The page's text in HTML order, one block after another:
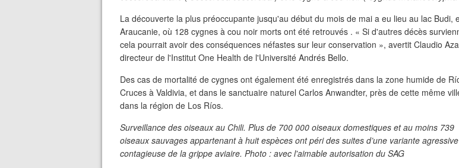
La découverte la plus préoccupante jusqu'au début du mois de mai a eu lieu au lac Budi,
Araucanie, où 128 cygnes à cou noir morts ont été retrouvés . « Si d'autres décès
cela pourrait avoir des conséquences néfastes sur leur conservation », avertit Claudio
directeur de l'Institut One Health de l'Université Andrés Bello.
Des cas de mortalité de cygnes ont également été enregistrés dans la zone humide de
Cruces à Valdivia, et dans le sanctuaire naturel Carlos Anwandter, près de cette même
dans la région de Los Ríos.
Surveillance des oiseaux au Chili. Plus de 700 000 oiseaux domestiques et au moins 739
oiseaux sauvages appartenant à huit espèces ont péri des suites d’une variante
contagieuse de la grippe aviaire. Photo : avec l'aimable autorisation du SAG